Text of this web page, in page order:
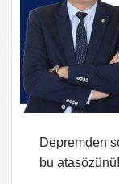
Depremden
bu atasözünü!